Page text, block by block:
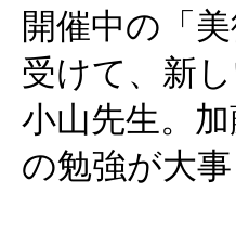
開催中の「
受けて、新
小山先生。
の勉強が大